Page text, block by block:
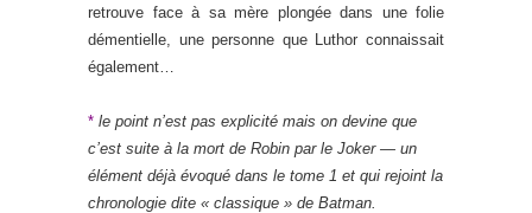
retrouve face à sa mère plongée dans une folie
démentielle, une personne que Luthor connaissait
également…
* le point n’est pas explicité mais on devine que
c’est suite à la mort de Robin par le Joker — un
élément déjà évoqué dans le tome 1 et qui rejoint la
chronologie dite « classique » de Batman.